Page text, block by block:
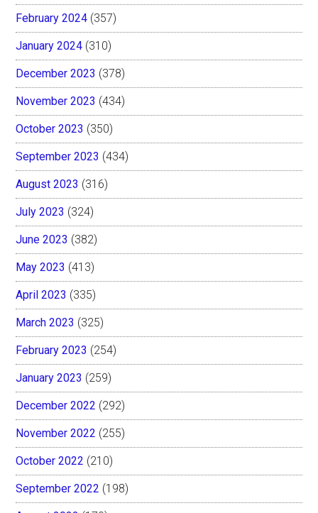
February 2024 (357)
January 2024 (310)
December 2023 (378)
November 2023 (434)
October 2023 (350)
September 2023 (434)
August 2023 (316)
July 2023 (324)
June 2023 (382)
May 2023 (413)
April 2023 (335)
March 2023 (325)
February 2023 (254)
January 2023 (259)
December 2022 (292)
November 2022 (255)
October 2022 (210)
September 2022 (198)